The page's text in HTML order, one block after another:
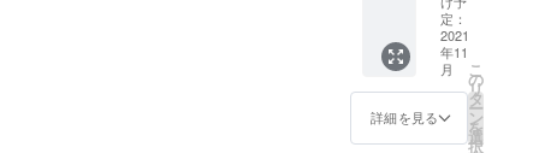
一緒に
楽しん
でくだ
さい。
※支援後
に届く
いただ
いた方
のこと
を想っ
て、僕
自身伝
えられ
定：
2021
年11
月
詳細を見る
こ
の
リ
タ
ー
ン
を
選
択